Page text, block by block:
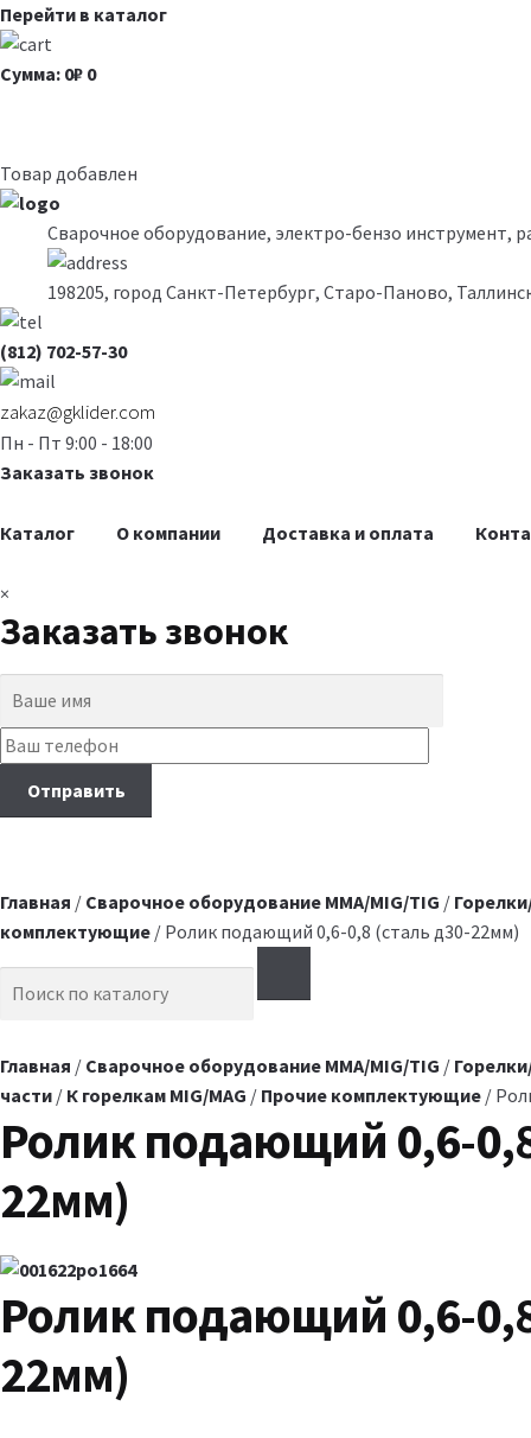
Перейти в каталог
Сумма: 0₽ 0
Товар добавлен
Сварочное оборудование, электро-бензо инструмент,
198205, город Санкт-Петербург, Старо-Паново,
(812) 702-57-30
zakaz@gklider.com
Пн - Пт 9:00 - 18:00
Заказать звонок
Каталог О компании Доставка и оплата
×
Заказать звонок
Главная / Сварочное оборудование MMA/MIG/TIG /
комплектующие / Ролик подающий 0,6-0,8 (сталь д30-22мм)
Search for:
Главная / Сварочное оборудование MMA/MIG/TIG /
части / К горелкам MIG/MAG / Прочие комплектующие /
Ролик подающий 0,6-
22мм)
Ролик подающий 0,6-
22мм)